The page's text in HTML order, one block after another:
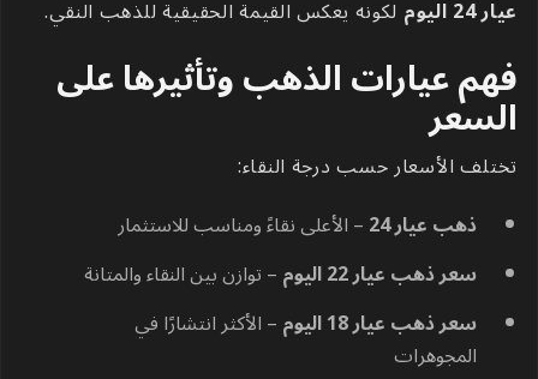
عيار 24 اليوم لكونه يعكس القيمة الحقيقية للذهب النقي.
فهم عيارات الذهب وتأثيرها على
السعر
تختلف الأسعار حسب درجة النقاء:
ذهب عيار 24
– الأعلى نقاءً ومناسب للاستثمار
سعر ذهب عيار 22 اليوم
– توازن بين النقاء والمتانة
سعر ذهب عيار 18 اليوم
– الأكثر انتشارًا في
المجوهرات